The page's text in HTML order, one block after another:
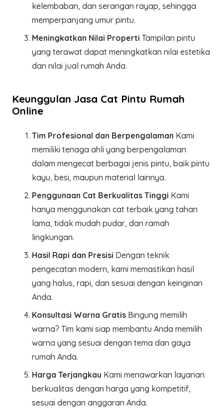
kelembaban, dan serangan rayap, sehingga
memperpanjang umur pintu.
Meningkatkan Nilai Properti Tampilan pintu
yang terawat dapat meningkatkan nilai estetika
dan nilai jual rumah Anda.
Keunggulan Jasa Cat Pintu Rumah
Online
Tim Profesional dan Berpengalaman Kami
memiliki tenaga ahli yang berpengalaman
dalam mengecat berbagai jenis pintu, baik pintu
kayu, besi, maupun material lainnya.
Penggunaan Cat Berkualitas Tinggi Kami
hanya menggunakan cat terbaik yang tahan
lama, tidak mudah pudar, dan ramah
lingkungan.
Hasil Rapi dan Presisi Dengan teknik
pengecatan modern, kami memastikan hasil
yang halus, rapi, dan sesuai dengan keinginan
Anda.
Konsultasi Warna Gratis Bingung memilih
warna? Tim kami siap membantu Anda memilih
warna yang sesuai dengan tema dan gaya
rumah Anda.
Harga Terjangkau Kami menawarkan layanan
berkualitas dengan harga yang kompetitif,
sesuai dengan anggaran Anda.